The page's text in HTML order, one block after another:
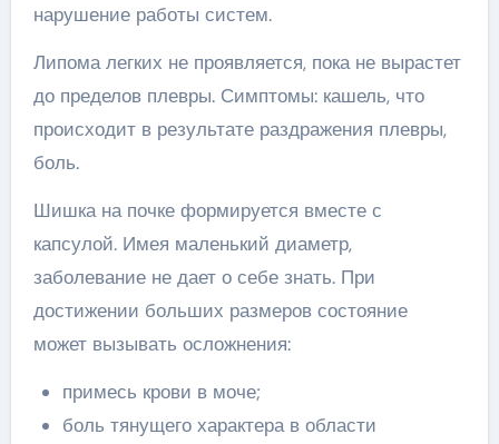
нарушение работы систем.
Липома легких не проявляется, пока не вырастет
до пределов плевры. Симптомы: кашель, что
происходит в результате раздражения плевры,
боль.
Шишка на почке формируется вместе с
капсулой. Имея маленький диаметр,
заболевание не дает о себе знать. При
достижении больших размеров состояние
может вызывать осложнения:
примесь крови в моче;
боль тянущего характера в области